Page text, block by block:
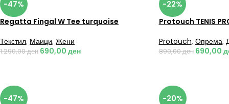
-47%
Regatta Fingal W Tee turquoise
Текстил, Маици, Жени
1.290,00ден 690,00 ден
-22%
Protouch TENIS
Protouch, Опрема,
890,00ден 690,00
-47%
-20%